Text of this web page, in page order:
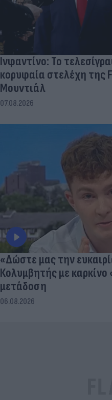
Ινφαντίνο: Το
κορυφαία στελέχη της
Μουντιάλ
07.08.2026
«Δώστε μας την
Κολυμβητής με
μετάδοση
06.08.2026